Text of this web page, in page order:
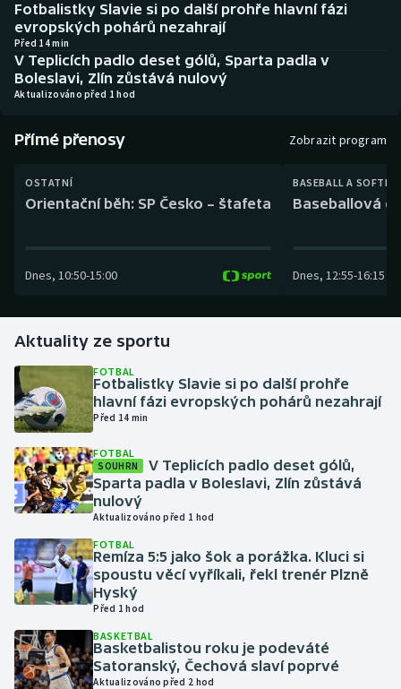
Basketbal
Biatlon
Curling
Florbal
Golf
Gymnastika
Házená
Jezdectví
Judo
Krasobruslení
Lezení
Lyže a snowboard
Historické návraty
Aplikace ČT sport
Fotbalistky Slavie si po další prohře hlavní fázi
evropských pohárů nezahrají
Před 14 min
V Teplicích padlo deset gólů, Sparta padla v
Boleslavi, Zlín zůstává nulový
Aktualizováno před 1 hod
Přímé přenosy Zobrazit program
OSTATNÍ
Orientační běh: SP Česko – štafeta
Dnes, 10:50-15:00
BASEBALL A
Baseballová
Dnes, 12:55-16:15
Aktuality ze sportu
FOTBAL
Fotbalistky Slavie si po další prohře
hlavní fázi evropských pohárů nezahrají
Před 14 min
FOTBAL
SOUHRN
V Teplicích padlo deset gólů,
Sparta padla v Boleslavi, Zlín zůstává
nulový
Aktualizováno před 1 hod
FOTBAL
Remíza 5:5 jako šok a porážka. Kluci si
spoustu věcí vyříkali, řekl trenér Plzně
Hyský
Před 1 hod
BASKETBAL
Basketbalistou roku je podeváté
Satoranský, Čechová slaví poprvé
Aktualizováno před 2 hod